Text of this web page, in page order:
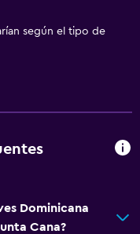
según el tipo de
Dominicana
Cana?